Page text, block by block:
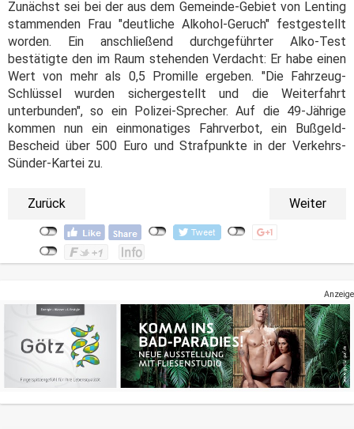
Zunächst sei bei der aus dem Gemeinde-Gebiet von Lenting
stammenden Frau "deutliche Alkohol-Geruch" festgestellt
worden. Ein anschließend durchgeführter Alko-Test
bestätigte den im Raum stehenden Verdacht: Er habe einen
Wert von mehr als 0,5 Promille ergeben. "Die Fahrzeug-
Schlüssel wurden sichergestellt und die Weiterfahrt
unterbunden", so ein Polizei-Sprecher. Auf die 49-Jährige
kommen nun ein einmonatiges Fahrverbot, ein Bußgeld-
Bescheid über 500 Euro und Strafpunkte in der Verkehrs-
Sünder-Kartei zu.
Zurück Weiter
Anzeige